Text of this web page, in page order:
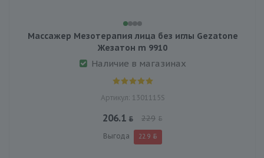
Массажер Мезотерапия лица без иглы Gezatone
Жезатон m 9910
Наличие в магазинах
Артикул: 1301115S
206.1 229
Выгода 22.9